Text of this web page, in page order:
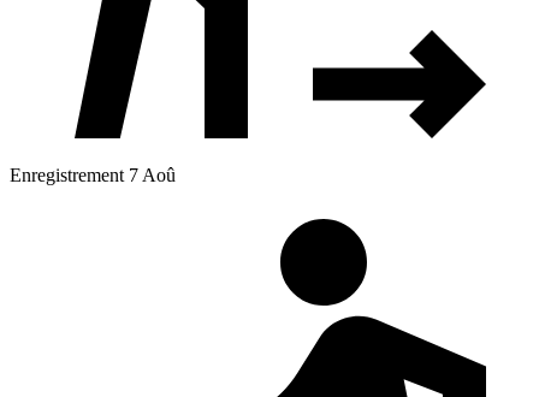
Enregistrement 7 Aoû